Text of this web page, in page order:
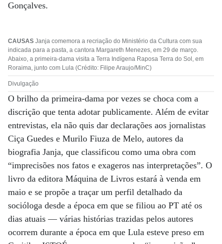
Gonçalves.
CAUSAS Janja comemora a recriação do Ministério da Cultura com sua
indicada para a pasta, a cantora Margareth Menezes, em 29 de março.
Abaixo, a primeira-dama visita a Terra Indígena Raposa Terra do Sol, em
Roraima, junto com Lula (Crédito: Filipe Araujo/MinC)
Divulgação
O brilho da primeira-dama por vezes se choca com a
discrição que tenta adotar publicamente. Além de evitar
entrevistas, ela não quis dar declarações aos jornalistas
Ciça Guedes e Murilo Fiuza de Melo, autores da
biografia Janja, que classificou como uma obra com
“imprecisões nos fatos e exageros nas interpretações”. O
livro da editora Máquina de Livros estará à venda em
maio e se propõe a traçar um perfil detalhado da
socióloga desde a época em que se filiou ao PT até os
dias atuais — várias histórias trazidas pelos autores
ocorrem durante a época em que Lula esteve preso em